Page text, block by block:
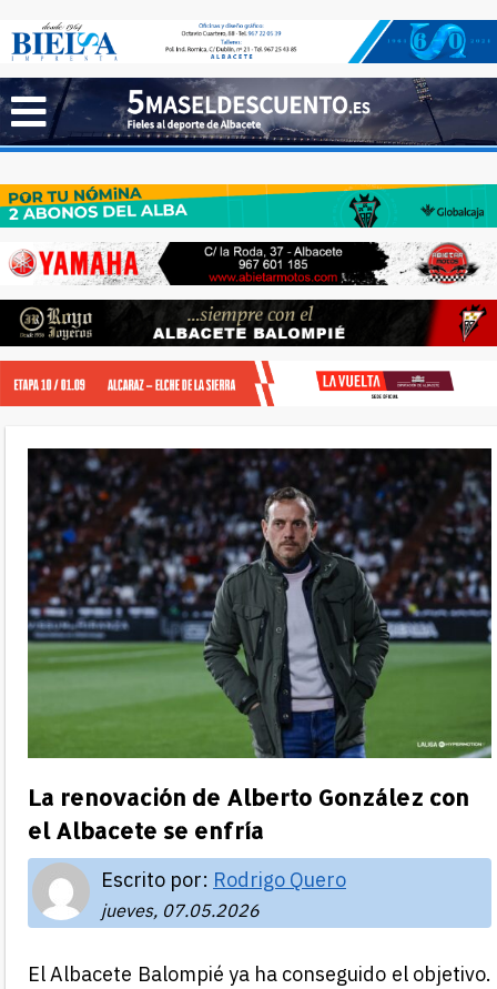
La renovación de Alberto González con
el Albacete se enfría
Escrito por: Rodrigo Quero
jueves, 07.05.2026
El Albacete Balompié ya ha conseguido el objetivo.